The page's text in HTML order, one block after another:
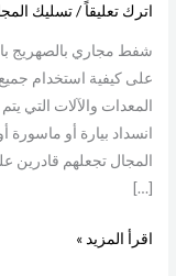
اترك تعليقاً/تسليك
شفط مجاري بالصهريج
على كيفية استخدام جميع
المعدات والآلات التي
انسداد بيارة أو ماسورة
المجال تجعلهم
[…]
اقرأ المزيد »